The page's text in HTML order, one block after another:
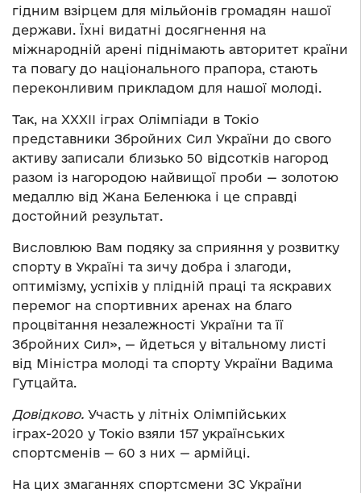
гідним взірцем для мільйонів громадян нашої
держави. Їхні видатні досягнення на
міжнародній арені піднімають авторитет країни
та повагу до національного прапора, стають
переконливим прикладом для нашої молоді.
Так, на ХХХІІ іграх Олімпіади в Токіо
представники Збройних Сил України до свого
активу записали близько 50 відсотків нагород
разом із нагородою найвищої проби — золотою
медаллю від Жана Беленюка і це справді
достойний результат.
Висловлюю Вам подяку за сприяння у розвитку
спорту в Україні та зичу добра і злагоди,
оптимізму, успіхів у плідній праці та яскравих
перемог на спортивних аренах на благо
процвітання незалежності України та її
Збройних Сил», — йдеться у вітальному листі
від Міністра молоді та спорту України Вадима
Гутцайта.
Довідково. Участь у літніх Олімпійських
іграх-2020 у Токіо взяли 157 українських
спортсменів — 60 з них — армійці.
На цих змаганнях спортсмени ЗС України